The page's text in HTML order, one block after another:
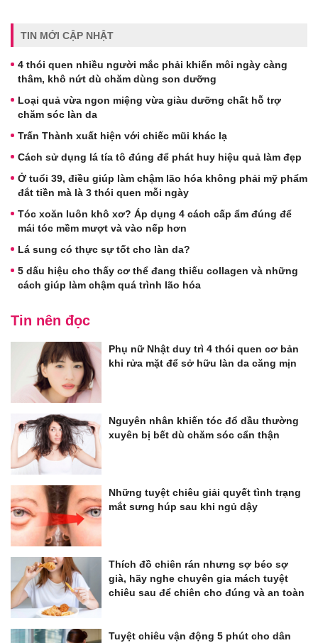
TIN MỚI CẬP NHẬT
4 thói quen nhiều người mắc phải khiến môi ngày càng
thâm, khô nứt dù chăm dùng son dưỡng
Loại quả vừa ngon miệng vừa giàu dưỡng chất hỗ trợ
chăm sóc làn da
Trấn Thành xuất hiện với chiếc mũi khác lạ
Cách sử dụng lá tía tô đúng để phát huy hiệu quả làm đẹp
Ở tuổi 39, điều giúp làm chậm lão hóa không phải mỹ phẩm
đắt tiền mà là 3 thói quen mỗi ngày
Tóc xoăn luôn khô xơ? Áp dụng 4 cách cấp ẩm đúng để
mái tóc mềm mượt và vào nếp hơn
Lá sung có thực sự tốt cho làn da?
5 dấu hiệu cho thấy cơ thể đang thiếu collagen và những
cách giúp làm chậm quá trình lão hóa
Tin nên đọc
Phụ nữ Nhật duy trì 4 thói quen cơ bản
khi rửa mặt để sở hữu làn da căng mịn
Nguyên nhân khiến tóc đổ dầu thường
xuyên bị bết dù chăm sóc cẩn thận
Những tuyệt chiêu giải quyết tình trạng
mắt sưng húp sau khi ngủ dậy
Thích đồ chiên rán nhưng sợ béo sợ
già, hãy nghe chuyên gia mách tuyệt
chiêu sau để chiên cho đúng và an toàn
Tuyệt chiêu vận động 5 phút cho dân